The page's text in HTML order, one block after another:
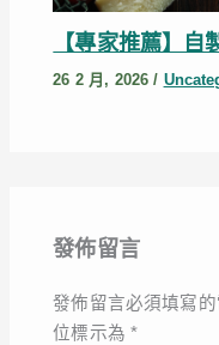
【專家推薦】
26 2 月, 2026/
發佈留言
發佈留言必須填寫
位標示為*